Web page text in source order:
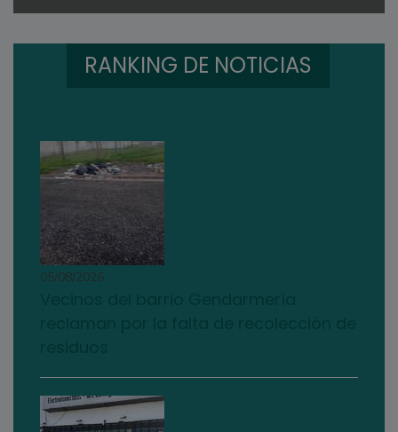
RANKING DE NOTICIAS
05/08/2026